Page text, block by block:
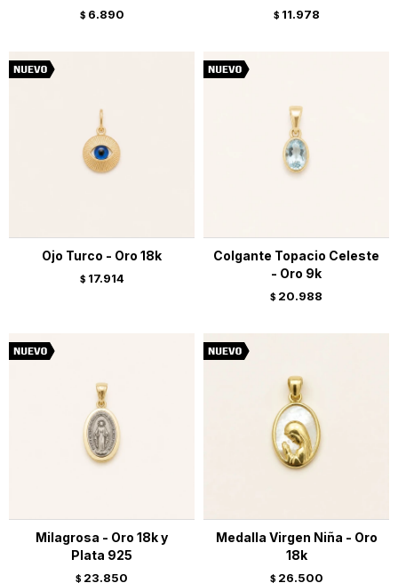
$ 6.890 $ 11.978
Ojo Turco - Oro 18k
$ 17.914
Colgante Topacio Celeste
- Oro 9k
$ 20.988
Milagrosa - Oro 18k y
Plata 925
$ 23.850
Medalla Virgen Niña - Oro
18k
$ 26.500